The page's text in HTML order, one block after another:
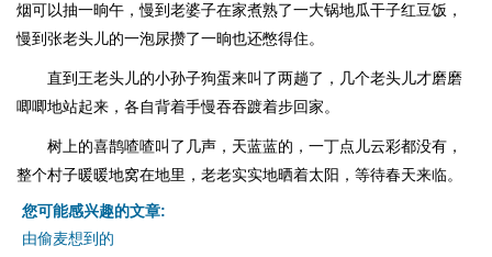
烟可以抽一晌午，慢到老婆子在家煮熟了一大锅地瓜干子红豆饭，
慢到张老头儿的一泡尿攒了一晌也还憋得住。
直到王老头儿的小孙子狗蛋来叫了两趟了，几个老头儿才磨磨
唧唧地站起来，各自背着手慢吞吞踱着步回家。
树上的喜鹊喳喳叫了几声，天蓝蓝的，一丁点儿云彩都没有，
整个村子暖暖地窝在地里，老老实实地晒着太阳，等待春天来临。
您可能感兴趣的文章:
由偷麦想到的